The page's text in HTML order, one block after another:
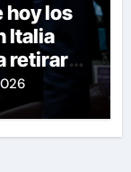
hoy los
Italia
retirar